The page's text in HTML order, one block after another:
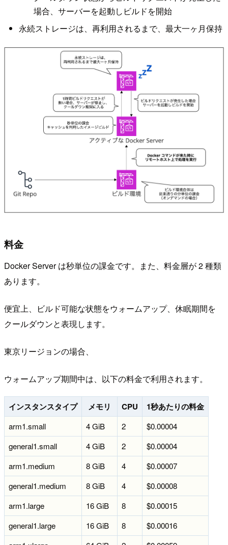
場合、サーバーを起動しビルドを開始
永続ストレージは、再利用されるまで、最大一ヶ月保持
料金
Docker Server は秒単位の課金です。また、料金層が 2 種類
あります。
便宜上、ビルド可能な状態をウォームアップ、休眠期間を
クールダウンと表現します。
東京リージョンの場合、
ウォームアップ期間中は、以下の料金で利用されます。
インスタンスタイプ メモリ CPU 1秒あたりの料金
arm1.small 4 GiB 2
$0.00004
general1.small
4 GiB 2
$0.00004
arm1.medium
8 GiB 4
$0.00007
general1.medium
8 GiB 4
$0.00008
arm1.large
16 GiB 8
$0.00015
general1.large
16 GiB 8
$0.00016